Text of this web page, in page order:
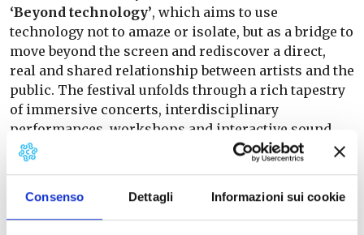
Consenso Dettagli Informazioni sui cookie
‘Beyond technology’, which aims to use
technology not to amaze or isolate, but as a bridge to
move beyond the screen and rediscover a direct,
real and shared relationship between artists and the
public. The festival unfolds through a rich tapestry
of immersive concerts, interdisciplinary
performances, workshops and interactive sound
experiences
𝐆𝐮𝐚𝐥𝐚𝐳𝐳𝐢, Valeria Sturba, Anaïs Drago’s Trio ReLeVé,
Carrozzeria Orfeo, Marco Ripoldi, Paola Tintinelli,